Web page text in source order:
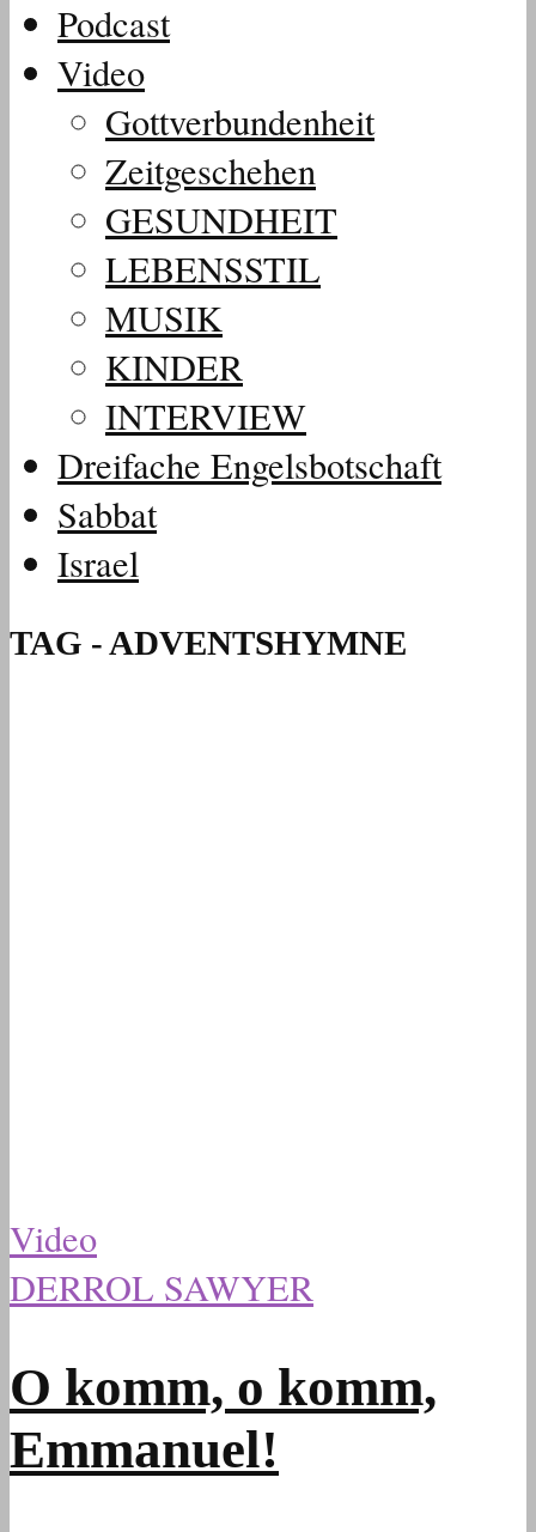
Podcast
Video
Gottverbundenheit
Zeitgeschehen
GESUNDHEIT
LEBENSSTIL
MUSIK
KINDER
INTERVIEW
Dreifache Engelsbotschaft
Sabbat
Israel
TAG - ADVENTSHYMNE
Video
DERROL SAWYER
O komm, o komm,
Emmanuel!